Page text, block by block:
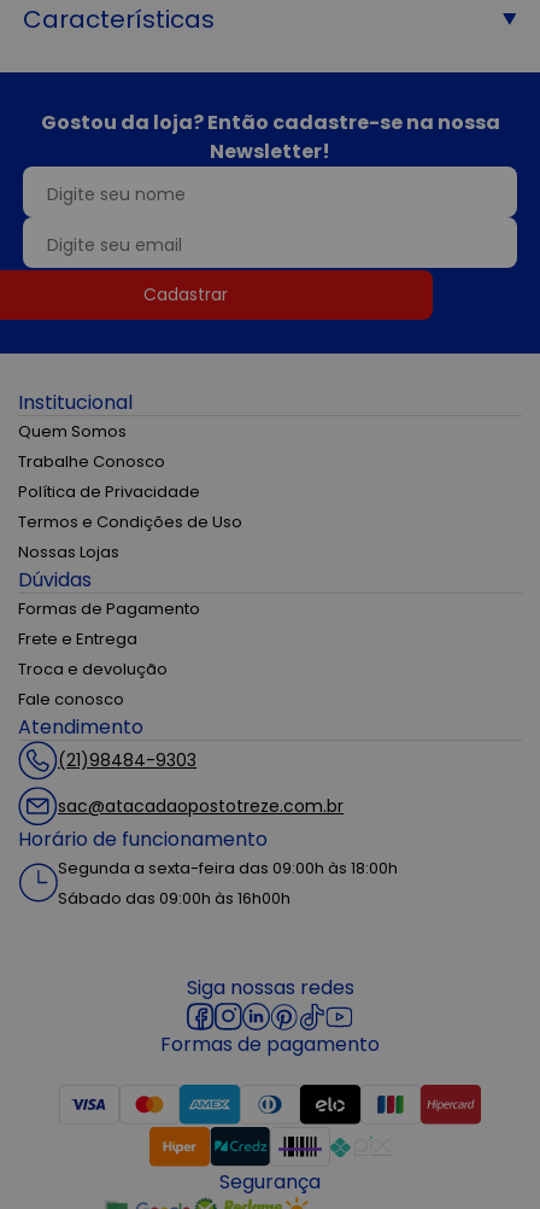
Características
Gostou da loja? Então cadastre-se na nossa
Newsletter!
Cadastrar
Institucional
Quem Somos
Trabalhe Conosco
Política de Privacidade
Termos e Condições de Uso
Nossas Lojas
Dúvidas
Formas de Pagamento
Frete e Entrega
Troca e devolução
Fale conosco
Atendimento
(21)98484-9303
sac@atacadaopostotreze.com.br
Horário de funcionamento
Segunda a sexta-feira das 09:00h às 18:00h
Sábado das 09:00h às 16h00h
Siga nossas redes
Formas de pagamento
Segurança